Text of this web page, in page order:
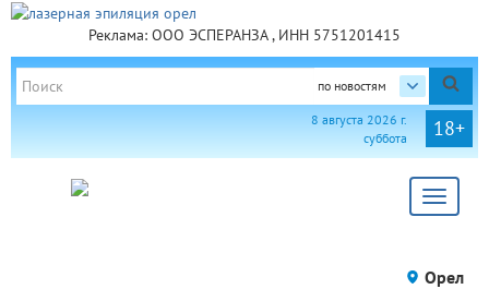
Реклама: ООО ЭСПЕРАНЗА , ИНН 5751201415
по новостям
18+
8 августа 2026 г.
суббота
Toggle
Орел